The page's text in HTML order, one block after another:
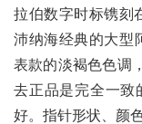
拉伯数字时标镌刻
沛纳海经典的大型
表款的淡褐色色调
去正品是完全一致
好。指针形状、颜